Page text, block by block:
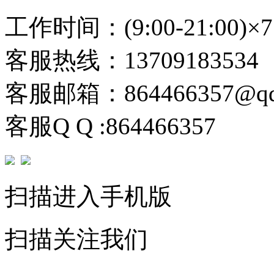
工作时间：(9:00-21:00)×7
客服热线：13709183534
客服邮箱：
客服Q Q :864466357
扫描进入手机版
扫描关注我们